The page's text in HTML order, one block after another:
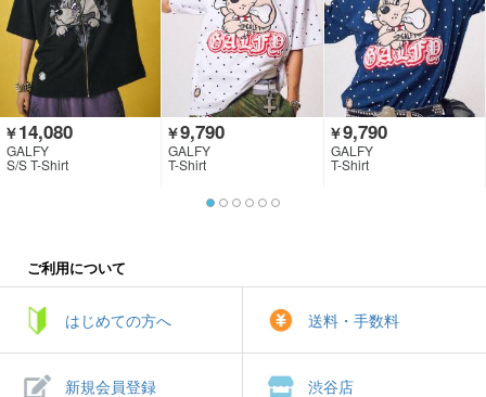
￥14,080
GALFY
S/S T-Shirt
￥9,790
GALFY
T-Shirt
￥9,790
GALFY
T-Shirt
ご利用について
はじめての方へ 送料・手数料
新規会員登録 渋谷店